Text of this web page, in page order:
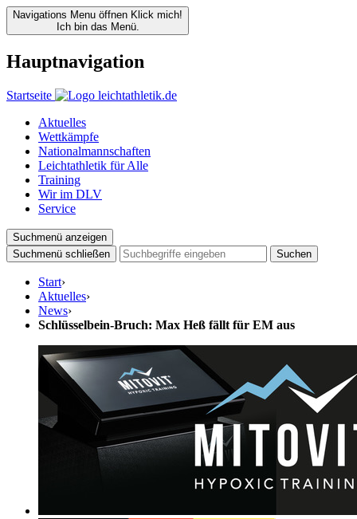
Navigations Menu öffnen Klick mich!
Ich bin das Menü.
Hauptnavigation
Startseite
Aktuelles
Wettkämpfe
Nationalmannschaften
Leichtathletik für Alle
Training
Wir im DLV
Service
Suchmenü anzeigen
Suchmenü schließen
Suchen
Start›
Aktuelles›
News›
Schlüsselbein-Bruch: Max Heß fällt für EM aus